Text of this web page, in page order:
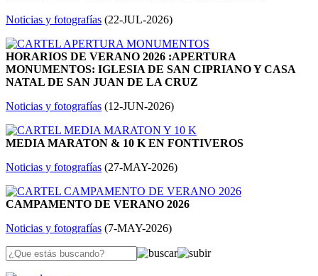
Noticias y fotografías (22-JUL-2026)
HORARIOS DE VERANO 2026 :APERTURA
MONUMENTOS: IGLESIA DE SAN CIPRIANO Y CASA
NATAL DE SAN JUAN DE LA CRUZ
Noticias y fotografías (12-JUN-2026)
MEDIA MARATON & 10 K EN FONTIVEROS
Noticias y fotografías (27-MAY-2026)
CAMPAMENTO DE VERANO 2026
Noticias y fotografías (7-MAY-2026)